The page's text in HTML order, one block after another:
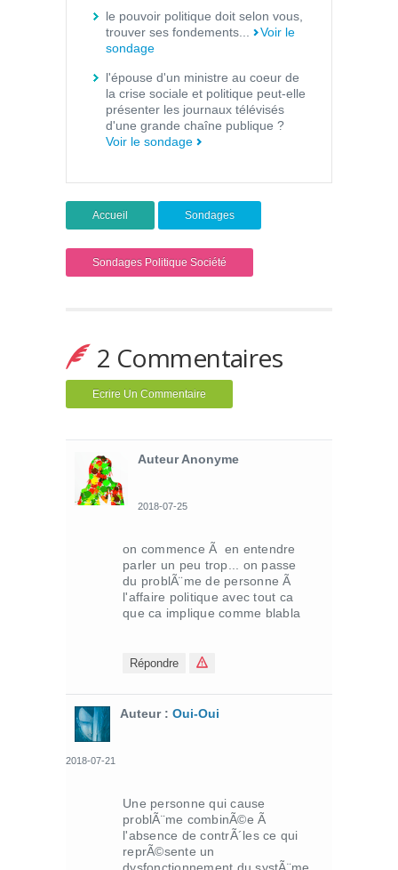
le pouvoir politique doit selon vous,
trouver ses fondements...Voir le
sondage
l'épouse d'un ministre au coeur de
la crise sociale et politique peut-elle
présenter les journaux télévisés
d'une grande chaîne publique ?
Voir le sondage
Accueil Sondages
Sondages Politique Société
2 Commentaires
Ecrire Un Commentaire
Auteur Anonyme
2018-07-25
on commence Ã en entendre
parler un peu trop... on passe
du problÃ¨me de personne Ã
l'affaire politique avec tout ca
que ca implique comme blabla
Répondre
Auteur : Oui-Oui
2018-07-21
Une personne qui cause
problÃ¨me combinÃ©e Ã
l'absence de contrÃ´les ce qui
reprÃ©sente un